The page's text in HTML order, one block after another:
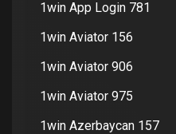
1win App Login 781
1win Aviator 156
1win Aviator 906
1win Aviator 975
1win Azerbaycan 157